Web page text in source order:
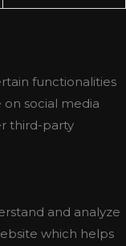
functionalities
social media
third-party
and analyze
which helps